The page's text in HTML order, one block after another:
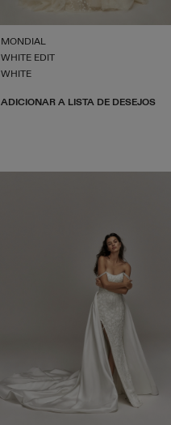
MONDIAL
WHITE EDIT
WHITE
ADICIONAR A LISTA DE DESEJOS